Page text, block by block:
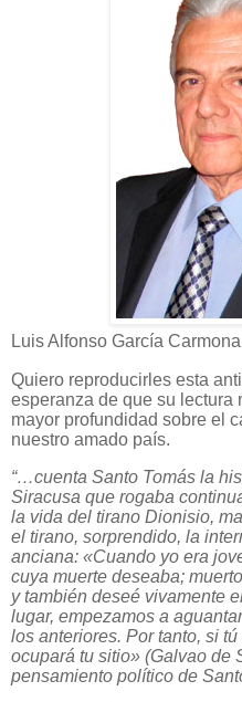
Luis Alfonso García Carmona
Quiero reproducirles esta
esperanza de que su lectura
mayor profundidad sobre el
nuestro amado país.
“…cuenta Santo Tomás la
Siracusa que rogaba
la vida del tirano Dionisio,
el tirano, sorprendido, la
anciana: «Cuando yo era
cuya muerte deseaba;
y también deseé vivamente
lugar, empezamos a
los anteriores. Por tanto, si
ocupará tu sitio» (Galvao de
pensamiento político de